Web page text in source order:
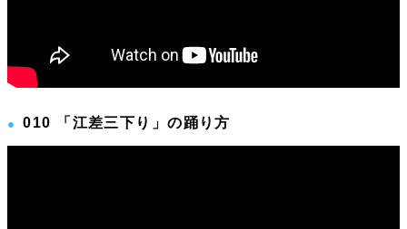
010 「江差三下り」の踊り方